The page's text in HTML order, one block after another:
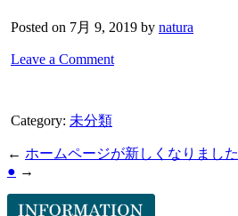
Posted on 7月 9, 2019 by natura
Leave a Comment
Category: 未分類
← ホームページが新しくなりました
● →